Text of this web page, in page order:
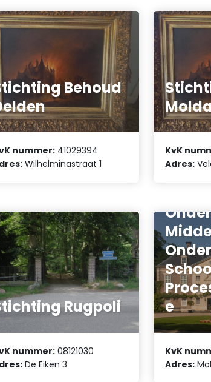
Behoud
nummer: 41029394
Wilhelminastraat 1
KvK
Adres:
Rugpoli
nummer: 08121030
De Eiken 3
e
KvK
Adres: